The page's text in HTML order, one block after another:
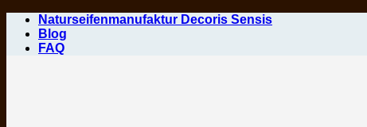
Zum
Inhalt
springen
Naturseifenmanufaktur Decoris Sensis
Blog
FAQ